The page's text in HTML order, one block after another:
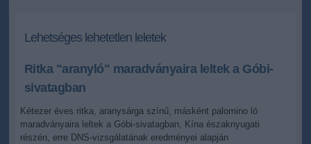
Lehetséges lehetetlen leletek
Ritka "aranyló" maradványaira leltek a Góbi-
sivatagban
Kétezer éves ritka, aranysárga színű, másként palomino ló
maradványaira leltek a Góbi-sivatagban, Kína északnyugati
részén, erre DNS-vizsgálatának eredményei alapján